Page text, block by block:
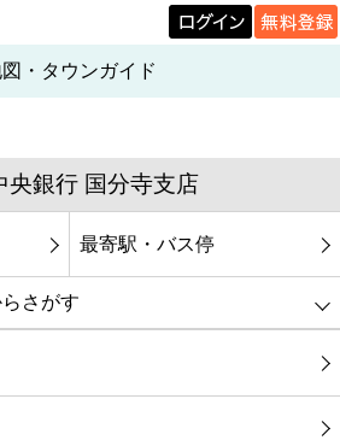
・タウンガイド
央銀行 国分寺支店
最寄駅・バス停
さがす